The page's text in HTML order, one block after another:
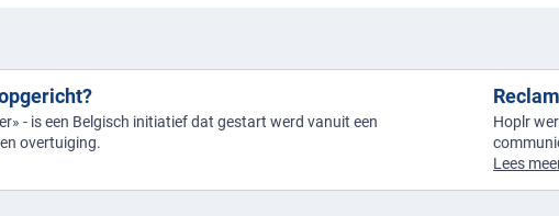
- is een Belgisch initiatief dat gestart werd vanuit een
overtuiging.
Hoplr
Lees